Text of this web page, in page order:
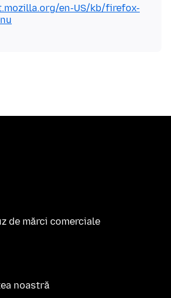
en-US/kb/firefox-
de mărci comerciale
noastră